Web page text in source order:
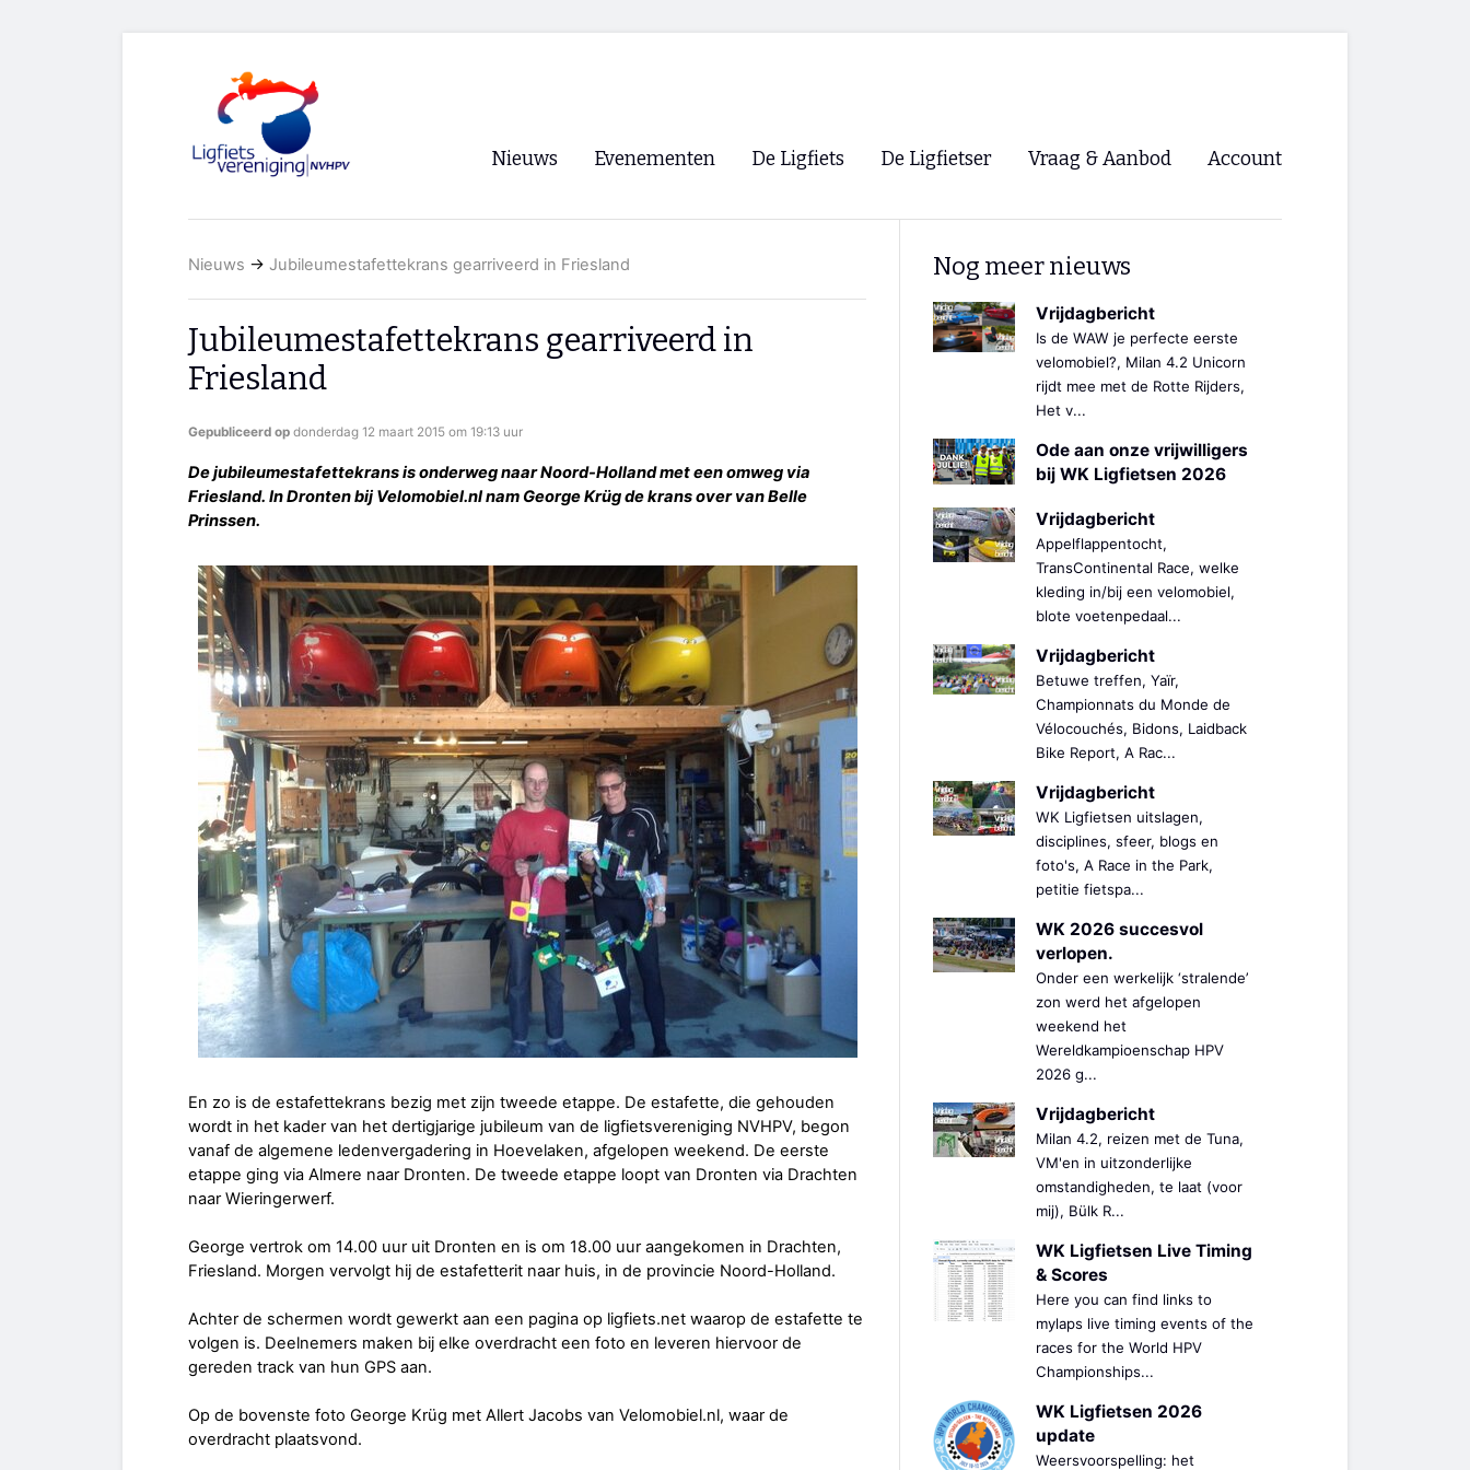
Nieuws Evenementen
WK Ligfietsen 2026
Oliebollentocht
De Ligfiets De Ligfietser
Ligfietsvereninging NVHPV
Lokale Fietsverenigingen
Forum ligfietsers.nl 🡺
Vraag & Aanbod Account
Nieuws → Jubileumestafettekrans gearriveerd in Friesland
Jubileumestafettekrans gearriveerd in
Friesland
Gepubliceerd op donderdag 12 maart 2015 om 19:13 uur
De jubileumestafettekrans is onderweg naar Noord-Holland met een omweg via
Friesland. In Dronten bij Velomobiel.nl nam George Krüg de krans over van Belle
Prinssen.
En zo is de estafettekrans bezig met zijn tweede etappe. De estafette, die gehouden
wordt in het kader van het dertigjarige jubileum van de ligfietsvereniging NVHPV, begon
vanaf de algemene ledenvergadering in Hoevelaken, afgelopen weekend. De eerste
etappe ging via Almere naar Dronten. De tweede etappe loopt van Dronten via Drachten
naar Wieringerwerf.
George vertrok om 14.00 uur uit Dronten en is om 18.00 uur aangekomen in Drachten,
Friesland. Morgen vervolgt hij de estafetterit naar huis, in de provincie Noord-Holland.
Achter de schermen wordt gewerkt aan een pagina op ligfiets.net waarop de estafette te
volgen is. Deelnemers maken bij elke overdracht een foto en leveren hiervoor de
gereden track van hun GPS aan.
Op de bovenste foto George Krüg met Allert Jacobs van Velomobiel.nl, waar de
overdracht plaatsvond.
Nog meer nieuws
Vrijdagbericht
Is de WAW je perfecte eerste
velomobiel?, Milan 4.2 Unicorn
rijdt mee met de Rotte Rijders,
Het v...
Ode aan onze vrijwilligers
bij WK Ligfietsen 2026
Vrijdagbericht
Appelflappentocht,
TransContinental Race, welke
kleding in/bij een velomobiel,
blote voetenpedaal...
Vrijdagbericht
Betuwe treffen, Yaïr,
Championnats du Monde de
Vélocouchés, Bidons, Laidback
Bike Report, A Rac...
Vrijdagbericht
WK Ligfietsen uitslagen,
disciplines, sfeer, blogs en
foto's, A Race in the Park,
petitie fietspa...
WK 2026 succesvol
verlopen.
Onder een werkelijk ‘stralende’
zon werd het afgelopen
weekend het
Wereldkampioenschap HPV
2026 g...
Vrijdagbericht
Milan 4.2, reizen met de Tuna,
VM'en in uitzonderlijke
omstandigheden, te laat (voor
mij), Bülk R...
WK Ligfietsen Live Timing
& Scores
Here you can find links to
mylaps live timing events of the
races for the World HPV
Championships...
WK Ligfietsen 2026
update
Weersvoorspelling: het